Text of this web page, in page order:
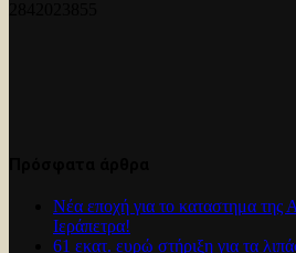
Νέα εποχή για το καταστημα
Ιεράπετρα!
61 εκατ. ευρώ στήριξη για τα